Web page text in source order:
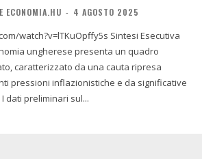
ECONOMIA.HU - 4 AGOSTO 2025
Sintesi Esecutiva
ungherese presenta un quadro
caratterizzato da una cauta ripresa
pressioni inflazionistiche e da significative
dati preliminari sul...